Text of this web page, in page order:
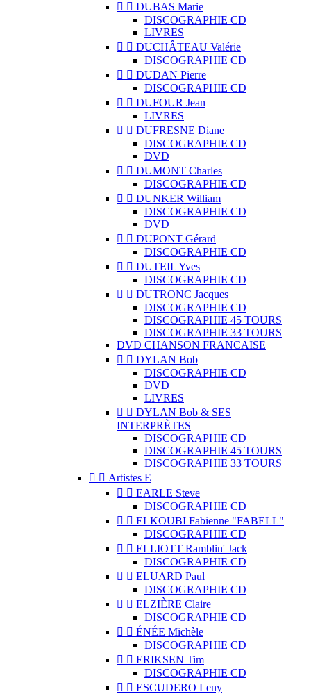
  DUBAS Marie
DISCOGRAPHIE CD
LIVRES
  DUCHÂTEAU Valérie
DISCOGRAPHIE CD
  DUDAN Pierre
DISCOGRAPHIE CD
  DUFOUR Jean
LIVRES
  DUFRESNE Diane
DISCOGRAPHIE CD
DVD
  DUMONT Charles
DISCOGRAPHIE CD
  DUNKER William
DISCOGRAPHIE CD
DVD
  DUPONT Gérard
DISCOGRAPHIE CD
  DUTEIL Yves
DISCOGRAPHIE CD
  DUTRONC Jacques
DISCOGRAPHIE CD
DISCOGRAPHIE 45 TOURS
DISCOGRAPHIE 33 TOURS
DVD CHANSON FRANCAISE
  DYLAN Bob
DISCOGRAPHIE CD
DVD
LIVRES
  DYLAN Bob & SES
INTERPRÈTES
DISCOGRAPHIE CD
DISCOGRAPHIE 45 TOURS
DISCOGRAPHIE 33 TOURS
  Artistes E
  EARLE Steve
DISCOGRAPHIE CD
  ELKOUBI Fabienne "FABELL"
DISCOGRAPHIE CD
  ELLIOTT Ramblin' Jack
DISCOGRAPHIE CD
  ELUARD Paul
DISCOGRAPHIE CD
  ELZIÈRE Claire
DISCOGRAPHIE CD
  ÉNÉE Michèle
DISCOGRAPHIE CD
  ERIKSEN Tim
DISCOGRAPHIE CD
  ESCUDERO Leny